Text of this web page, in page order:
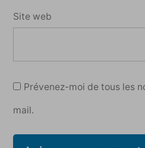
Site web
Prévenez-moi de tous les
mail.